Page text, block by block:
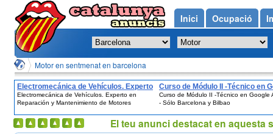
Motor en sentmenat en barcelona
Electromecánica de Vehículos. Experto
en Reparación y Mantenimiento de
Motores
Electromecánica de Vehículos. Experto en
Reparación y Mantenimiento de Motores
Curso de Módulo II -Técnico en
Adwords - Sólo Barcelona y
Curso de Módulo II -Técnico en Google
- Sólo Barcelona y Bilbao
Inici Ocupació
El teu anunci destacat en aquesta